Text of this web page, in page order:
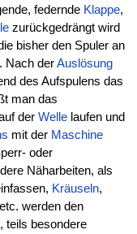
federnde Klappe,
zurückgedrängt wird
bisher den Spuler an
Nach derAuslösung
des Aufspulens das
man das
der Wellelaufen und
mit der Maschine
oder
Näharbeiten, als
Kräuseln,
werden den
teils besondere